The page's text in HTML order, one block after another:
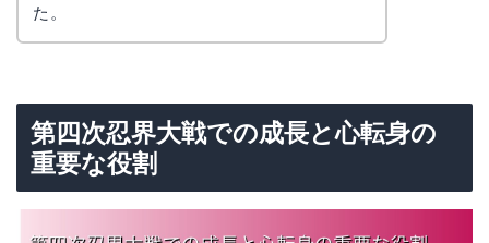
た。
第四次忍界大戦での成長と心転身の
重要な役割